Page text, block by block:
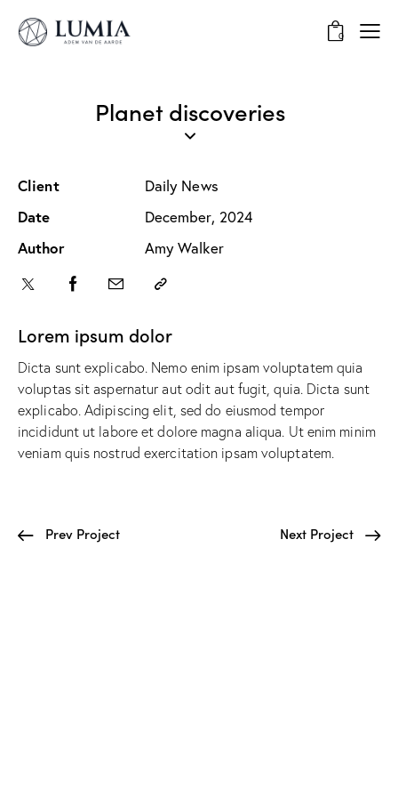
0
Planet discoveries
Lorem ipsum dolor
Dicta sunt explicabo. Nemo enim ipsam voluptatem quia
voluptas sit aspernatur aut odit aut fugit, quia. Dicta sunt
explicabo. Adipiscing elit, sed do eiusmod tempor
incididunt ut labore et dolore magna aliqua. Ut enim minim
veniam quis nostrud exercitation ipsam voluptatem.
Client
Daily News
Date
December, 2024
Author
Amy Walker
Prev Project Next Project